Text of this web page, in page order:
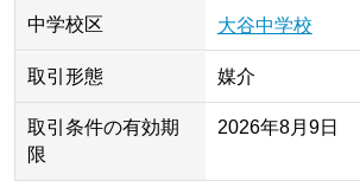
中学校区 大谷中学校
取引形態 媒介
取引条件の有効期
限
2026年8月9日